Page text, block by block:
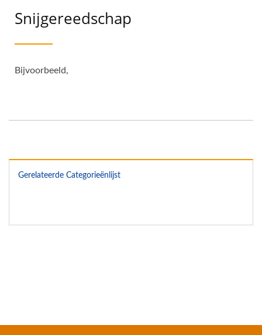
Snijgereedschap
Bijvoorbeeld,
Gerelateerde Categorieënlijst